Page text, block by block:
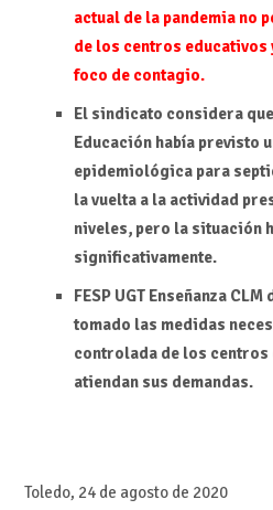
actual de la pandemia no
de los centros educativos
foco de contagio.
El sindicato considera
Educación había previsto
epidemiológica para
la vuelta a la actividad
niveles, pero la situación
significativamente.
FESP UGT Enseñanza
tomado las medidas
controlada de los centros
atiendan sus demandas.
Toledo, 24 de agosto de 2020